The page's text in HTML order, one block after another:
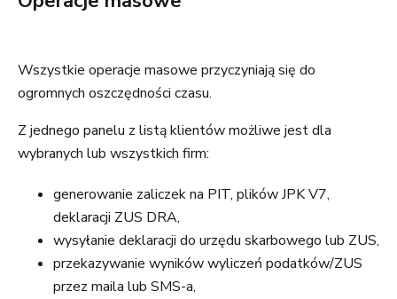
Wszystkie operacje masowe przyczyniają się do
ogromnych oszczędności czasu.
Z jednego panelu z listą klientów możliwe jest dla
wybranych lub wszystkich firm:
generowanie zaliczek na PIT, plików JPK V7,
deklaracji ZUS DRA,
wysyłanie deklaracji do urzędu skarbowego lub ZUS,
przekazywanie wyników wyliczeń podatków/ZUS
przez maila lub SMS-a,